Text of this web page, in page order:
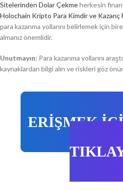
Sitelerinden Dolar Çekmeherkesin
Holochain Kripto Para Kimdir ve Kazanç
para kazanma yollarını belirlemek için
almanız önemlidir.
Unutmayın: Para kazanma yollarını
kaynaklardan bilgi alın ve riskleri göz
ERİŞMEK